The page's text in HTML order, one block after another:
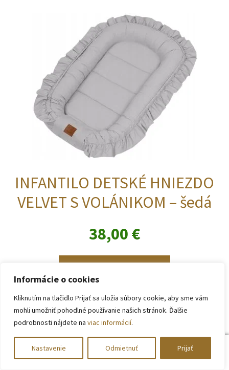
Informácie o cookies
Kliknutím na tlačidlo Prijať sa uložia súbory cookie, aby sme vám
mohli umožniť pohodlné používanie našich stránok. Ďalšie
podrobnosti nájdete na viac informácií.
Nastavenie Odmietnuť Prijať
INFANTILO DETSKÉ HNIEZDO
VELVET S VOLÁNIKOM – šedá
38,00 €
Hľadať:
Vyhľadávanie